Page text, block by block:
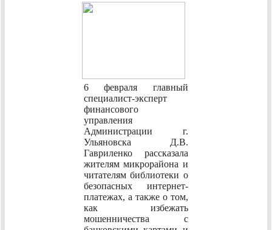
6 февраля главный
специалист-эксперт
финансового
управления
Администрации г.
Ульяновска Д.В.
Гавриленко рассказала
жителям микрорайона и
читателям библиотеки о
безопасных интернет-
платежах, а также о том,
как избежать
мошенничества с